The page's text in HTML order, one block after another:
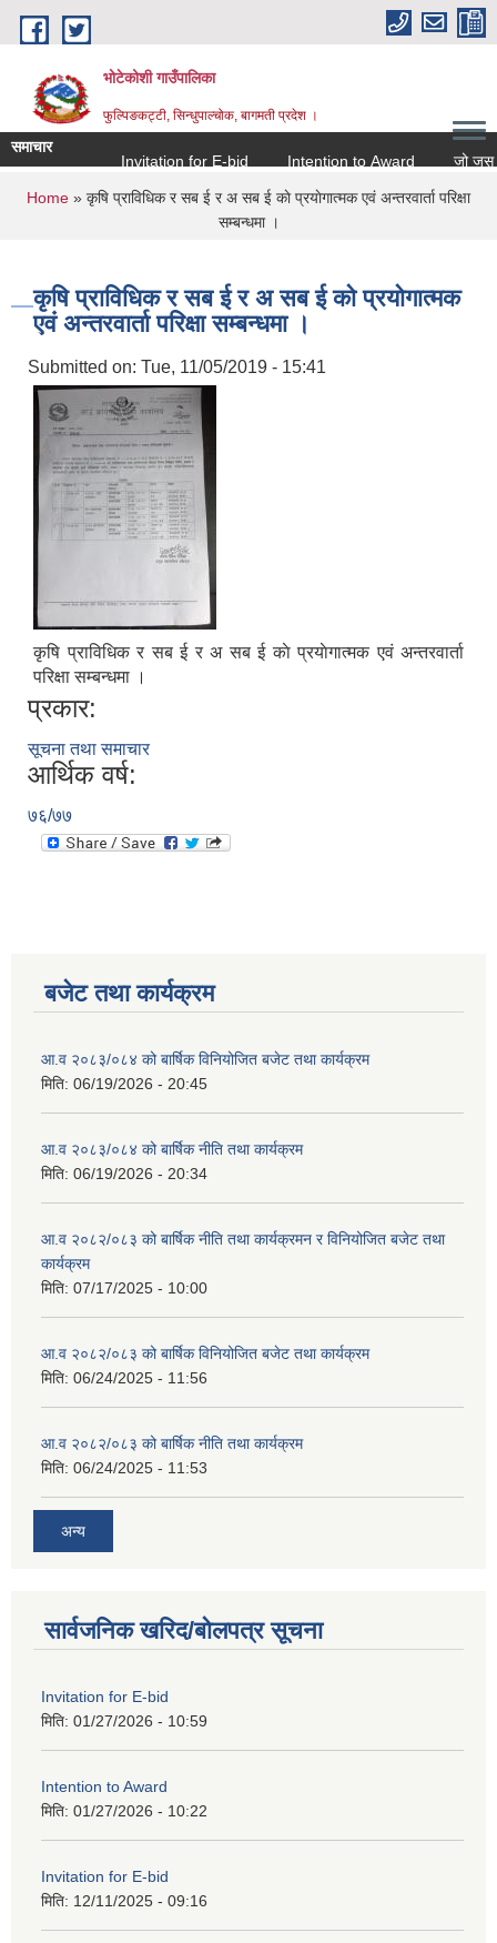
Skip to main content
भोटेकोशी गाउँपालिका
फुल्पिङकट्टी, सिन्धुपाल्चोक, बागमती प्रदेश ।
समाचार
Invitation for E-bid
Intention to Award जो जस संग
You are here
Home » कृषि प्राविधिक ‌‍र सब ई र अ सब ई काे प्रयाेगात्मक एव‌ं अन्तरवार्ता परिक्षा
सम्बन्धमा ।
कृषि प्राविधिक ‌‍र सब ई र अ सब ई काे प्रयाेगात्मक
एव‌ं अन्तरवार्ता परिक्षा सम्बन्धमा ।
Submitted on: Tue, 11/05/2019 - 15:41
कृषि प्राविधिक ‌‍र सब ई र अ सब ई काे प्रयाेगात्मक एव‌ं अन्तरवार्ता
परिक्षा सम्बन्धमा ।
प्रकार:
सूचना तथा समाचार
आर्थिक वर्ष:
७६/७७
बजेट तथा कार्यक्रम
आ.व २०८३/०८४ को बार्षिक विनियोजित बजेट तथा कार्यक्रम
मिति: 06/19/2026 - 20:45
आ.व २०८३/०८४ को बार्षिक नीति तथा कार्यक्रम
मिति: 06/19/2026 - 20:34
आ.व २०८२/०८३ को बार्षिक नीति तथा कार्यक्रमन र विनियोजित बजेट तथा
कार्यक्रम
मिति: 07/17/2025 - 10:00
आ.व २०८२/०८३ को बार्षिक विनियोजित बजेट तथा कार्यक्रम
मिति: 06/24/2025 - 11:56
आ.व २०८२/०८३ को बार्षिक नीति तथा कार्यक्रम
मिति: 06/24/2025 - 11:53
अन्य
सार्वजनिक खरिद/बोलपत्र सूचना
Invitation for E-bid
मिति: 01/27/2026 - 10:59
Intention to Award
मिति: 01/27/2026 - 10:22
Invitation for E-bid
मिति: 12/11/2025 - 09:16